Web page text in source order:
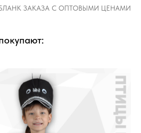
ЗАКАЗА С ОПТОВЫМИ ЦЕНАМИ